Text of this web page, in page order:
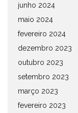
junho 2024
maio 2024
fevereiro 2024
dezembro 2023
outubro 2023
setembro 2023
março 2023
fevereiro 2023